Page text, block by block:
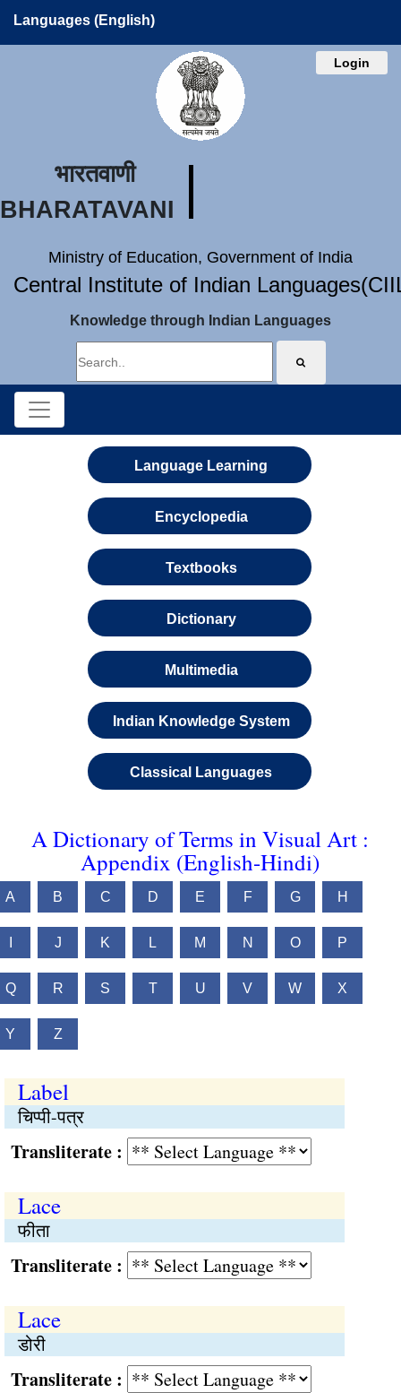
Languages (English)
Login
भारतवाणी
BHARATAVANI
Ministry of Education, Government of India
Central Institute of Indian
Knowledge through Indian Languages
Language Learning
Encyclopedia
Textbooks
Dictionary
Multimedia
Indian Knowledge System
Classical Languages
A Dictionary of Terms in Visual Art :
Appendix (English-Hindi)
A B C D E F G H
J K L M N O P
Q R S T U V W X
Y Z
Label
चिप्पी-पत्र
:
Lace
फीता
:
Lace
डोरी
: